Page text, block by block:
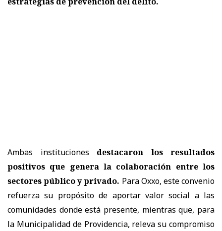
Ambas instituciones destacaron los resultados
positivos que genera la colaboración entre los
sectores público y privado. Para Oxxo, este convenio
refuerza su propósito de aportar valor social a las
comunidades donde está presente, mientras que, para
la Municipalidad de Providencia, releva su compromiso